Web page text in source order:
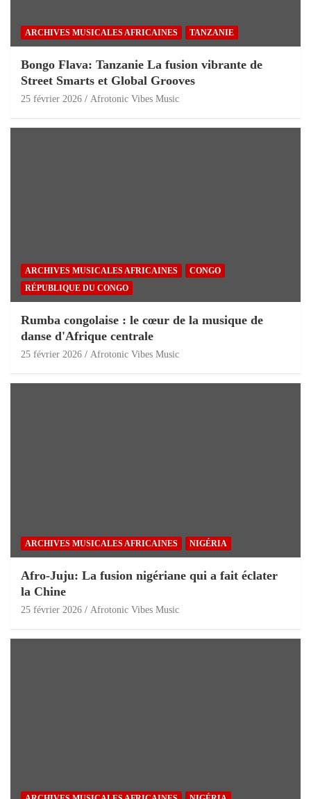
ARCHIVES MUSICALES AFRICAINES TANZANIE
Bongo Flava: Tanzanie La fusion vibrante de
Street Smarts et Global Grooves
25 février 2026 Afrotonic Vibes Music
ARCHIVES MUSICALES AFRICAINES
CONGO
RÉPUBLIQUE DU CONGO
Rumba congolaise : le cœur de la musique de
danse d'Afrique centrale
25 février 2026 Afrotonic Vibes Music
ARCHIVES MUSICALES AFRICAINES NIGÉRIA
Afro-Juju: La fusion nigériane qui a fait éclater
la Chine
25 février 2026 Afrotonic Vibes Music